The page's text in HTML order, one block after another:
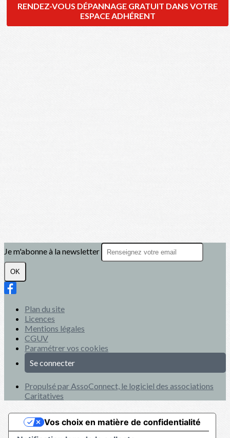
RENDEZ-VOUS DÉPANNAGE GRATUIT DANS VOTRE
ESPACE ADHÉRENT
Je m'abonne à la newsletter
OK
Plan du site
Licences
Mentions légales
CGUV
Paramétrer vos cookies
Se connecter
Propulsé par AssoConnect, le logiciel des associations
Caritatives
Vos choix en matière de confidentialité